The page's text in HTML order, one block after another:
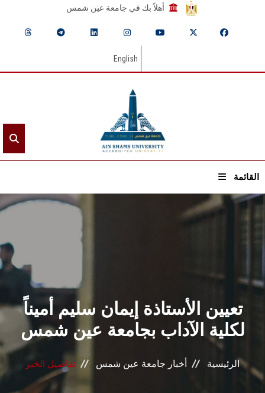
أهلاً بك في جامعة عين شمس
English
القائمة
الرئيسيـة
عن الجامعة
القطاعـات
الشئون الأكاديمية
البحث العلمي
الرعاية الصحية
تعيين الأستاذة إيمان سليم أميناً
لكلية الآداب بجامعة عين شمس
الرئيسية أخبار جامعة عين شمس تفاصيل الخبر